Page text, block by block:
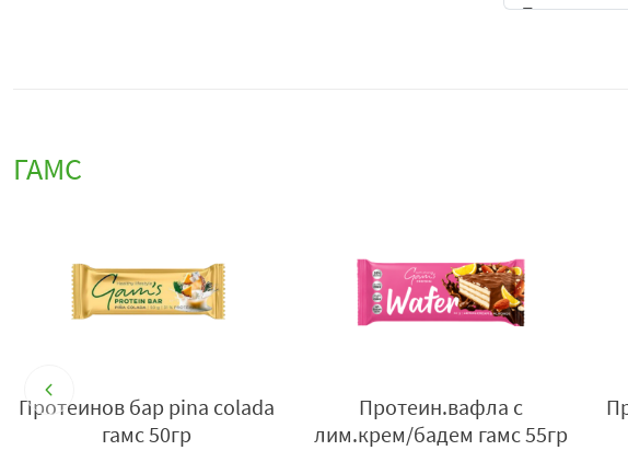
Свежите
усещане с
и истинско
закуска
отличен
ГАМС
Протеинов бар sex on the
beach гамс 50гр
Протеинова вафла с
ванилов крем гамс 55гр